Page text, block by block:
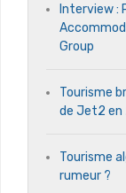
Interview :
Group
Tourisme
de Jet2 en
Tourisme
rumeur ?